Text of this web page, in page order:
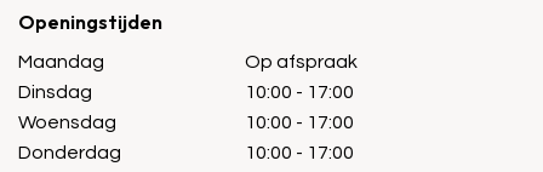
Openingstijden
Maandag
Dinsdag
Woensdag
Donderdag
Op afspraak
10:00 - 17:00
10:00 - 17:00
10:00 - 17:00